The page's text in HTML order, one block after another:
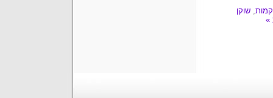
, שוקן